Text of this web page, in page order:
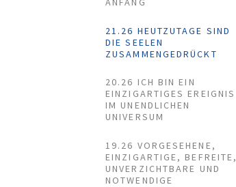
21.26 HEUTZUTAGE SIND
DIE SEELEN
ZUSAMMENGEDRÜCKT
20.26 ICH BIN EIN
EINZIGARTIGES EREIGNIS
IM UNENDLICHEN
UNIVERSUM
19.26 VORGESEHENE,
EINZIGARTIGE, BEFREITE,
UNVERZICHTBARE UND
NOTWENDIGE